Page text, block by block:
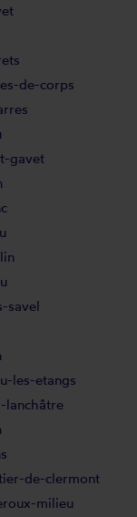
de-corps
gavet
savel
les-etangs
lanchâtre
de-clermont
milieu